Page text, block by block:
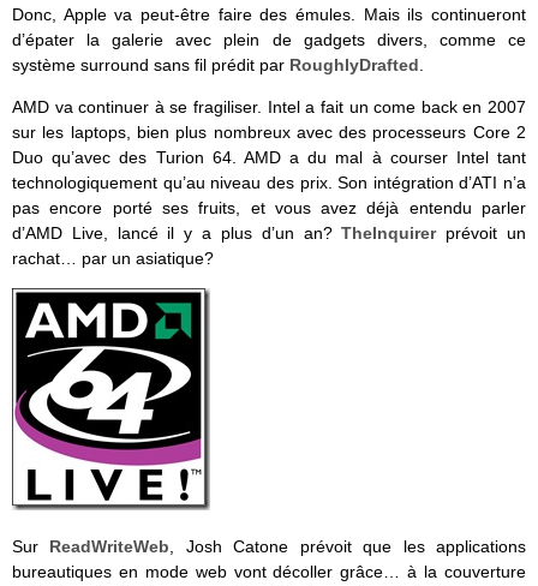
Donc, Apple va peut-être faire des émules. Mais ils continueront
d’épater la galerie avec plein de gadgets divers, comme ce
système surround sans fil prédit par RoughlyDrafted
AMD va continuer à se fragiliser. Intel a fait un come back en 2007
sur les laptops, bien plus nombreux avec des processeurs Core 2
Duo qu’avec des Turion 64. AMD a du mal à courser Intel tant
technologiquement qu’au niveau des prix. Son intégration d’ATI n’a
pas encore porté ses fruits, et vous avez déjà entendu parler
d’AMD Live, lancé il y a plus d’un an?TheInquirerprévoit un
rachat… par un asiatique?
Sur ReadWriteWeb, Josh Catone prévoit que les applications
bureautiques en mode web vont décoller grâce… à la couverture